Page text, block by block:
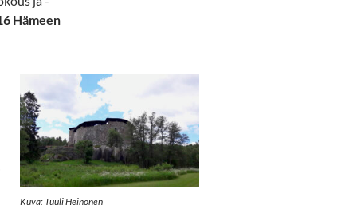
Hämeen
Kuva: Tuuli Heinonen